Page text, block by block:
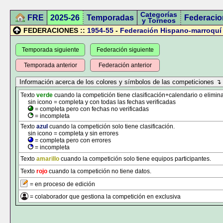
FRE 2025-26 Temporadas Categorías
y Torneos
FEDERACIONES :: 1954-55 - Federación Hispano-
Temporada siguiente
Temporada anterior
Federación siguiente
Federación anterior
Texto verde cuando la competición tiene clasificación+calendario o
sin icono = completa y con todas las fechas verificadas
= completa pero con fechas no verificadas
= incompleta
Texto azul cuando la competición solo tiene clasificación.
sin icono = completa y sin errores
= completa pero con errores
= incompleta
Texto amarillo cuando la competición solo tiene equipos participantes.
Texto rojo cuando la competición no tiene datos.
= en proceso de edición
= colaborador que gestiona la competición en exclusiva